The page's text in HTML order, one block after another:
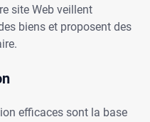
site Web veillent
biens et proposent des
efficaces sont la base